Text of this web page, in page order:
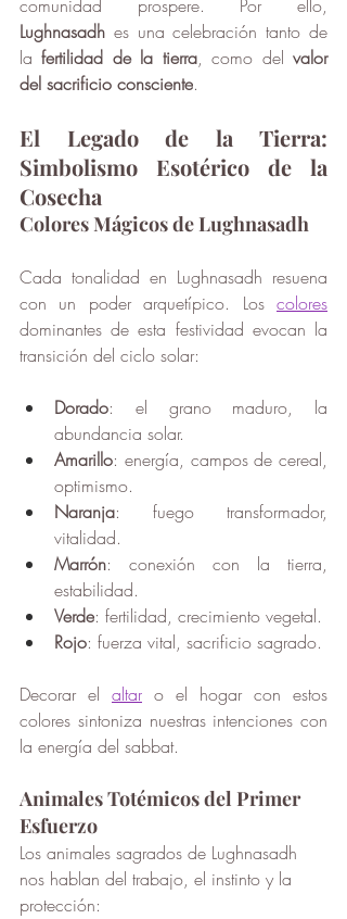
Lughnasadh es una celebración tanto de
la fertilidad de la tierra, como del valor
del sacrificio consciente.
El Legado de la Tierra:
Simbolismo Esotérico de la
Cosecha
Colores Mágicos de Lughnasadh
Cada tonalidad en Lughnasadh resuena
con un poder arquetípico. Los colores
dominantes de esta festividad evocan la
transición del ciclo solar:
Dorado: el grano maduro, la
abundancia solar.
Amarillo: energía, campos de cereal,
optimismo.
Naranja: fuego transformador,
vitalidad.
Marrón: conexión con la tierra,
estabilidad.
Verde: fertilidad, crecimiento vegetal.
Rojo: fuerza vital, sacrificio sagrado.
Decorar el altar o el hogar con estos
colores sintoniza nuestras intenciones con
la energía del sabbat.
Animales Totémicos del Primer
Esfuerzo
Los animales sagrados de Lughnasadh
nos hablan del trabajo, el instinto y la
protección: